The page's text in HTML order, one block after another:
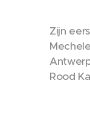
Zijn
Rood